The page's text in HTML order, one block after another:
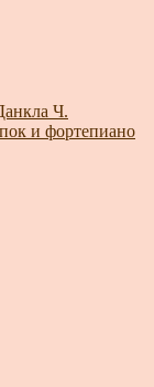
Ч.
и фортепиано